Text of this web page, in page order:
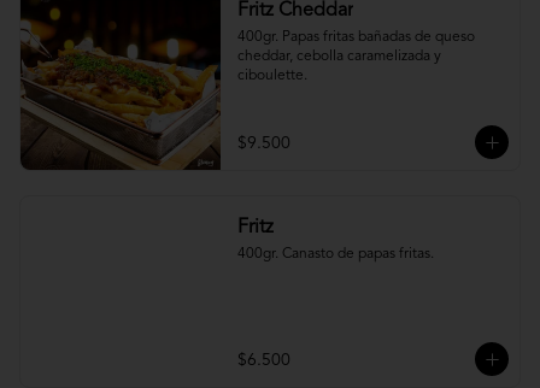
Fritz Cheddar
400gr. Papas fritas bañadas de queso
cheddar, cebolla caramelizada y
ciboulette.
$9.500
Fritz
400gr. Canasto de papas fritas.
$6.500